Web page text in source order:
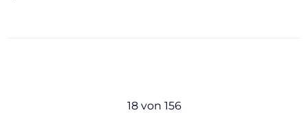
18 von 156